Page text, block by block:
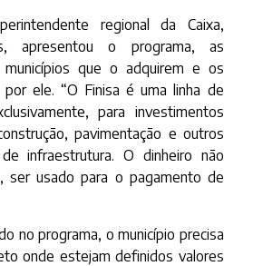
regional da Caixa,
apresentou o programa, as
que o adquirem e os
ele. “O Finisa é uma linha de
para investimentos
pavimentação e outros
infraestrutura. O dinheiro não
ser usado para o pagamento de
no programa, o município precisa
onde estejam definidos valores